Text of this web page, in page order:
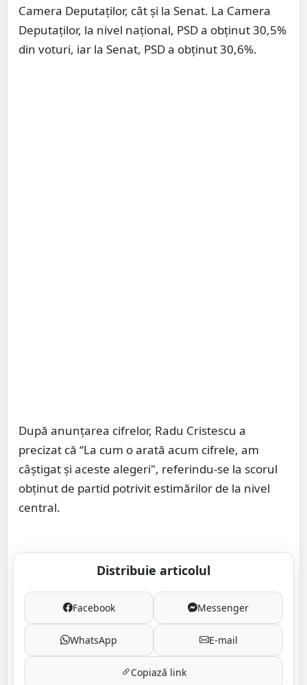
Camera Deputaților, cât și la Senat. La Camera
Deputaților, la nivel național, PSD a obținut 30,5%
din voturi, iar la Senat, PSD a obținut 30,6%.
După anunțarea cifrelor, Radu Cristescu a
precizat că “La cum o arată acum cifrele, am
câștigat și aceste alegeri", referindu-se la scorul
obținut de partid potrivit estimărilor de la nivel
central.
Distribuie articolul
Facebook Messenger
WhatsApp E-mail
Copiază link